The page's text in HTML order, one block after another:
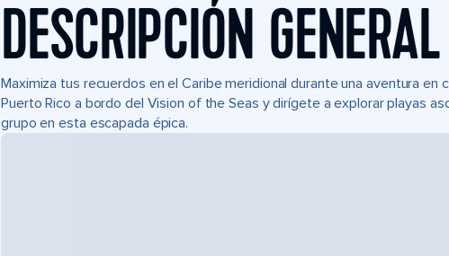
DESCRIPCIÓN
Maximiza tus recuerdos en el Caribe meridional durante una aventura en
Puerto Rico a bordo del Vision of the Seas y dirígete a explorar playas
grupo en esta escapada épica.